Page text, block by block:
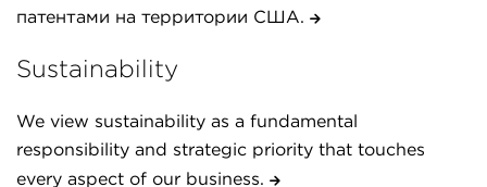
патентами на территории США.
Sustainability
We view sustainability as a fundamental
responsibility and strategic priority that touches
every aspect of our business.